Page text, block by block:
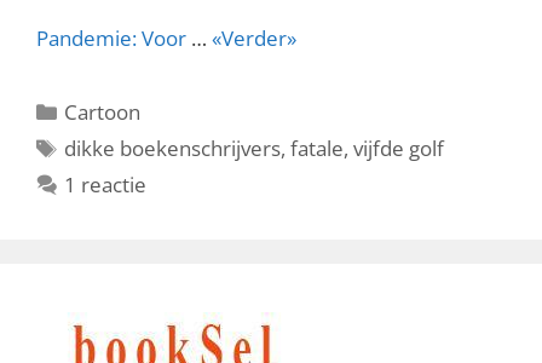
Pandemie: Voor … «Verder»
Categorieën
Cartoon
Tags
dikke boekenschrijvers,fatale,vijfde golf
1 reactie